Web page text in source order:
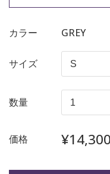
カラー GREY
サイズ
数量
価格
通
¥14,300